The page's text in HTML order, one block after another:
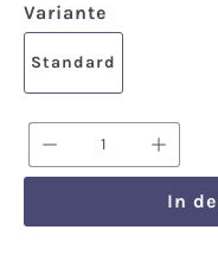
Variante
Standard
Produkt
In